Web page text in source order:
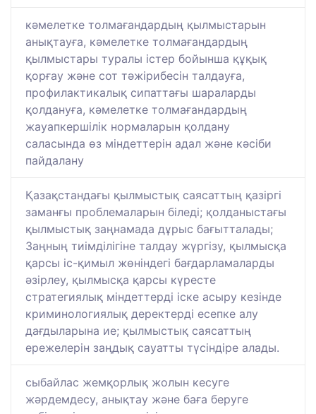
кәмелетке толмағандардың қылмыстарын
анықтауға, кәмелетке толмағандардың
қылмыстары туралы істер бойынша құқық
қорғау және сот тәжірибесін талдауға,
профилактикалық сипаттағы шараларды
қолдануға, кәмелетке толмағандардың
жауапкершілік нормаларын қолдану
саласында өз міндеттерін адал және кәсіби
пайдалану
Қазақстандағы қылмыстық саясаттың қазіргі
заманғы проблемаларын біледі; қолданыстағы
қылмыстық заңнамада дұрыс бағытталады;
Заңның тиімділігіне талдау жүргізу, қылмысқа
қарсы іс-қимыл жөніндегі бағдарламаларды
әзірлеу, қылмысқа қарсы күресте
стратегиялық міндеттерді іске асыру кезінде
криминологиялық деректерді есепке алу
дағдыларына ие; қылмыстық саясаттың
ережелерін заңдық сауатты түсіндіре алады.
сыбайлас жемқорлық жолын кесуге
жәрдемдесу, анықтау және баға беруге